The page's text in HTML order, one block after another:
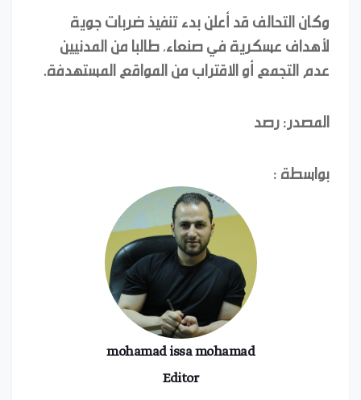
وكان التحالف قد أعلن بدء تنفيذ ضربات جوية
لأهداف عسكرية في صنعاء، طالبا من المدنيين
عدم التجمع أو الاقتراب من المواقع المستهدفة.
المصدر: رصد
بواسطة :
mohamad issa mohamad
Editor